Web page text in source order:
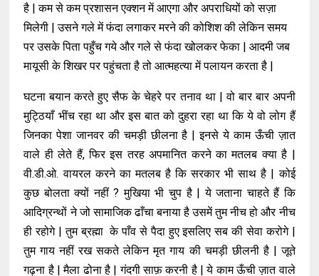
है | कम से कम प्रशासन एक्शन में आएगा और अपराधियों को सज़ा
मिलेगी | उसने गले में फंदा लगाकर मरने की कोशिश की लेकिन समय
पर उसके पिता पहुँच गये और गले से फंदा खोलकर फेका | आदमी जब
मायूसी के शिखर पर पहुंचता है तो आत्महत्या में पलायन करता है |
घटना बयान करते हुए सैफ के चेहरे पर तनाव था | वो बार बार अपनी
मुट्ठियाँ भींच रहा था और इस बात को दुहरा रहा था कि ये वो लोग हैं
जिनका पेशा जानवर की चमड़ी छीलना है | इनसे ये काम ऊँची ज़ात
वाले ही लेते हैं, फिर इस तरह अपमानित करने का मतलब क्या है |
वी.डी.ओ. वायरल करने का मतलब है कि सरकार भी साथ है | कोई
कुछ बोलता क्यों नहीं ? मुखिया भी चुप है | ये जताना चाहते हैं कि
आदिग्रन्थों ने जो सामाजिक ढाँचा बनाया है उसमें तुम नीच हो और नीच
ही रहोगे | तुम ब्रह्मा के पाँव से पैदा हुए इसलिए सब की सेवा करोगे |
तुम गाय नहीं रख सकते लेकिन मृत गाय की चमड़ी छीलनी है | जूते
गढ़ना है | मैला ढोना है | गंदगी साफ़ करनी है | ये काम ऊँची ज़ात वाले